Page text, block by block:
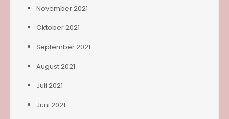
November 2021
Oktober 2021
September 2021
August 2021
Juli 2021
Juni 2021